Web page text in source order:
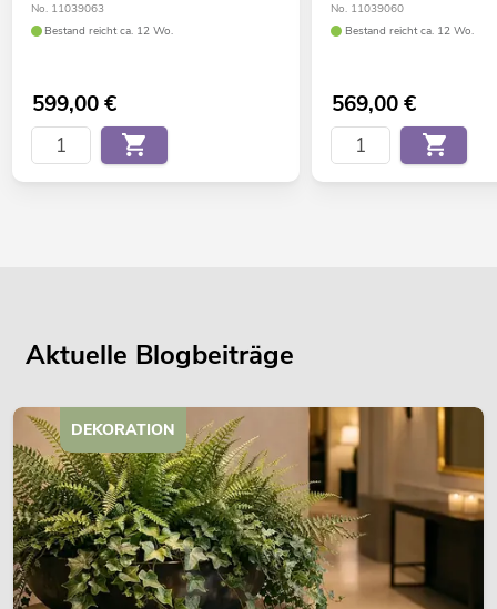
No. 11039063
Bestand reicht ca. 12 Wo.
599,00€
No. 11039060
Bestand reicht ca. 12 Wo.
569,00€
Aktuelle Blogbeiträge
DEKORATION